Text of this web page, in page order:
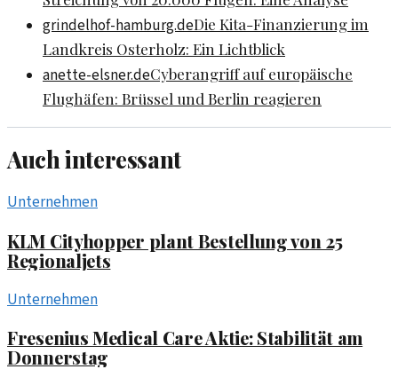
grindelhof-hamburg.deDie Kita-Finanzierung im
Landkreis Osterholz: Ein Lichtblick
anette-elsner.deCyberangriff auf europäische
Flughäfen: Brüssel und Berlin reagieren
Auch interessant
Unternehmen
KLM Cityhopper plant Bestellung von 25
Regionaljets
Unternehmen
Fresenius Medical Care Aktie: Stabilität am
Donnerstag